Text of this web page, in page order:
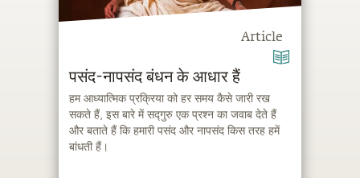
Article
पसंद-नापसंद बंधन के आधार हैं
हम आध्यात्मिक प्रक्रिया को हर समय कैसे जारी रख
सकते हैं, इस बारे में सद्गुरु एक प्रश्न का जवाब देते हैं
और बताते हैं कि हमारी पसंद और नापसंद किस तरह हमें
बांधती हैं।